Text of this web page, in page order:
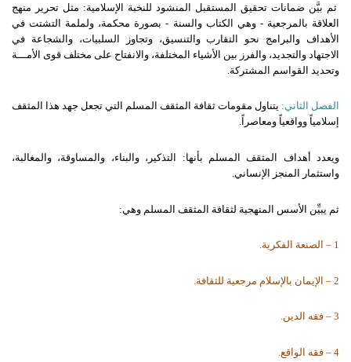
ثم بيَّن ضمانات تحقيق المستقبل المنشود للنخبة الإسلامية: مثل تحرير منهج
العلاقة بالمرجعية - وهي الكتاب والسنة - بصورة محكمة، ولملمة التشتت في
الأهداف والبرامج نحو التقارب والتنسيق، وتجاوز السلبيات، والشجاعة في
الاجتهاد والتجديد، والفرز بين الأشياء المختلفة، والانفتاح على مختلف قوى الأمـــة
وتحديد القواسم المشتركة.
الفصل الثاني: يتناول مقومات ثقافة المثقف المسلم التي تجعل جهد هذا المثقف
إسلامياً وواقعياً ومعاصراً.
ويعدد أهداف المثقف المسلم بأنها: التذكير، والبناء، والمساوقة، والمغالبة،
واستثمار المنجز الإنساني.
ثم يبيِّن الأسس المنهجية لثقافة المثقف المسلم وهي:
1 – الصنعة الفكرية.
2 – الإيمان بالإسلام مرجعية للثقافة.
3 – فقه الدين.
4 – فقه الواقع.